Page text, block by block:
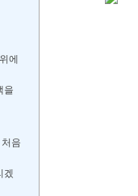
에
을
음
겠